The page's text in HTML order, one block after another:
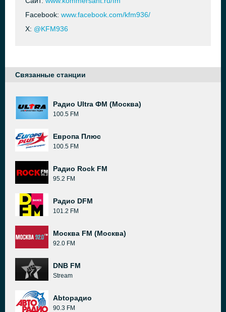
Facebook: www.facebook.com/kfm936/
X: @KFM936
Связанные станции
Радио Ultra ФМ (Москва)
100.5 FM
Европа Плюс
100.5 FM
Радио Rock FM
95.2 FM
Радио DFM
101.2 FM
Москва FM (Москва)
92.0 FM
DNB FM
Stream
Abtoрадио
90.3 FM